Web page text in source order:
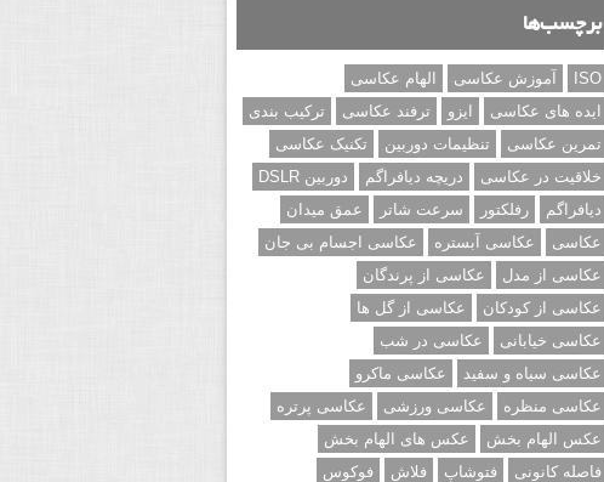
برچسب‌ها
ISO آموزش عکاسی
الهام عکاسی
ایده های عکاسی
ایزو ترفند عکاسی
ترکیب بندی
تمرین عکاسی
تنظیمات دوربین
تکنیک عکاسی
خلاقیت در عکاسی
دریچه دیافراگم
دوربین DSLR
دیافراگم
رفلکتور سرعت شاتر
عمق میدان
عکاسی
عکاسی آبستره
عکاسی اجسام بی جان
عکاسی از مدل
عکاسی از پرندگان
عکاسی از کودکان
عکاسی از گل ها
عکاسی خیابانی
عکاسی در شب
عکاسی سیاه و سفید
عکاسی ماکرو
عکاسی منظره
عکاسی ورزشی
عکاسی پرتره
عکس الهام بخش
عکس های الهام بخش
فاصله کانونی
فتوشاپ فلاش
فوکوس